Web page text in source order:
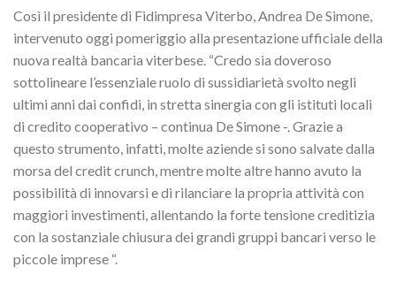
Così il presidente di Fidimpresa Viterbo, Andrea De Simone,
intervenuto oggi pomeriggio alla presentazione ufficiale della
nuova realtà bancaria viterbese. “Credo sia doveroso
sottolineare l’essenziale ruolo di sussidiarietà svolto negli
ultimi anni dai confidi, in stretta sinergia con gli istituti locali
di credito cooperativo – continua De Simone -. Grazie a
questo strumento, infatti, molte aziende si sono salvate dalla
morsa del credit crunch, mentre molte altre hanno avuto la
possibilità di innovarsi e di rilanciare la propria attività con
maggiori investimenti, allentando la forte tensione creditizia
con la sostanziale chiusura dei grandi gruppi bancari verso le
piccole imprese “.